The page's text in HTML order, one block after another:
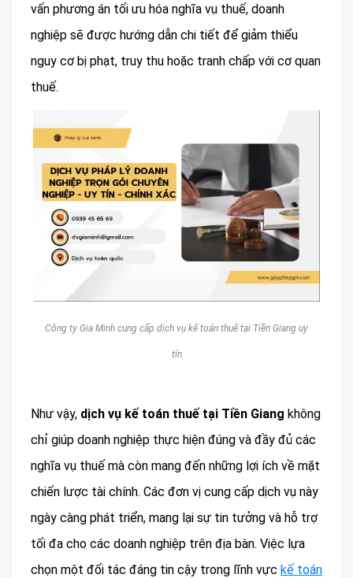
vấn phương án tối ưu hóa nghĩa vụ thuế, doanh
nghiệp sẽ được hướng dẫn chi tiết để giảm thiểu
nguy cơ bị phạt, truy thu hoặc tranh chấp với cơ quan
thuế.
Công ty Gia Minh cung cấp dịch vụ kế toán thuế tại Tiền Giang uy
tín
Như vậy, dịch vụ kế toán thuế tại Tiền Giang không
chỉ giúp doanh nghiệp thực hiện đúng và đầy đủ các
nghĩa vụ thuế mà còn mang đến những lợi ích về mặt
chiến lược tài chính. Các đơn vị cung cấp dịch vụ này
ngày càng phát triển, mang lại sự tin tưởng và hỗ trợ
tối đa cho các doanh nghiệp trên địa bàn. Việc lựa
chọn một đối tác đáng tin cậy trong lĩnh vực kế toán